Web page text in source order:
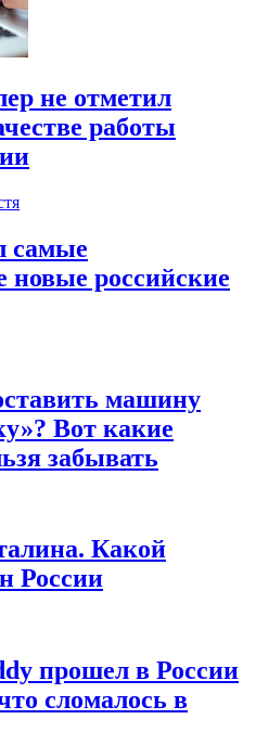
не отметил
работы
самые
новые российские
машину
Вот какие
забывать
Какой
России
прошел в России
сломалось в